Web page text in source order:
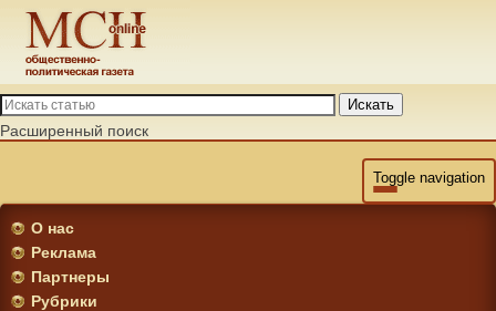
Искать
Расширенный поиск
Toggle navigation
О нас
Реклама
Партнеры
Рубрики